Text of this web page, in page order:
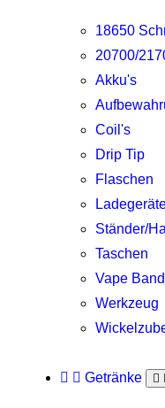
18650
20700/
Akku's
Coil's
Drip Tip
Flaschen
Ständer/
Taschen
Vape
Werkzeug
Getränke